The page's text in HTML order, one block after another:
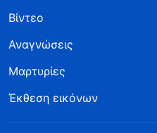
Βίντεο
Αναγνώσεις
Μαρτυρίες
Έκθεση εικόνων